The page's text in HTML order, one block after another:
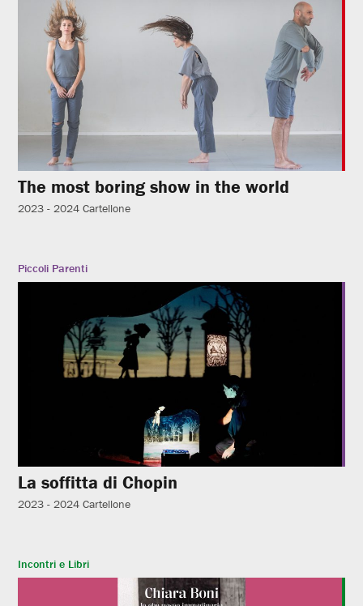
The most boring show in the world
2023 - 2024 Cartellone
Piccoli Parenti
La soffitta di Chopin
2023 - 2024 Cartellone
Incontri e Libri